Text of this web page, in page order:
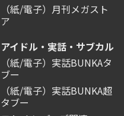
（紙/電子）月刊メガスト
ア
アイドル・実話・サブカル
（紙/電子）実話BUNKAタ
ブー
（紙/電子）実話BUNKA超
タブー